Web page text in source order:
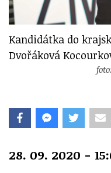
Kandidátka do
Dvořáková
28. 09. 2020 -